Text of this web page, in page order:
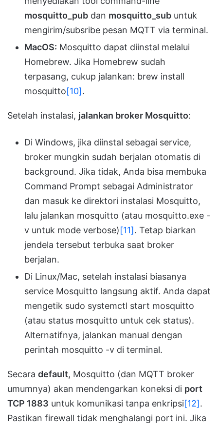
mosquitto_pub dan mosquitto_sub untuk
mengirim/subsribe pesan MQTT via terminal.
MacOS: Mosquitto dapat diinstal melalui
Homebrew. Jika Homebrew sudah
terpasang, cukup jalankan: brew install
mosquitto[10].
Setelah instalasi, jalankan broker Mosquitto:
Di Windows, jika diinstal sebagai service,
broker mungkin sudah berjalan otomatis di
background. Jika tidak, Anda bisa membuka
Command Prompt sebagai Administrator
dan masuk ke direktori instalasi Mosquitto,
lalu jalankan mosquitto (atau mosquitto.exe -
v untuk mode verbose)[11]. Tetap biarkan
jendela tersebut terbuka saat broker
berjalan.
Di Linux/Mac, setelah instalasi biasanya
service Mosquitto langsung aktif. Anda dapat
mengetik sudo systemctl start mosquitto
(atau status mosquitto untuk cek status).
Alternatifnya, jalankan manual dengan
perintah mosquitto -v di terminal.
Secara default, Mosquitto (dan MQTT broker
umumnya) akan mendengarkan koneksi di port
TCP 1883 untuk komunikasi tanpa enkripsi[12].
Pastikan firewall tidak menghalangi port ini. Jika